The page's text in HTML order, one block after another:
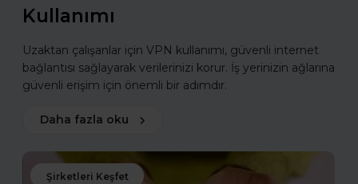
Kullanımı
Uzaktan çalışanlar için VPN kullanımı, güvenli internet
bağlantısı sağlayarak verilerinizi korur. İş yerinizin ağlarına
güvenli erişim için önemli bir adımdır.
Daha fazla oku
Şirketleri Keşfet